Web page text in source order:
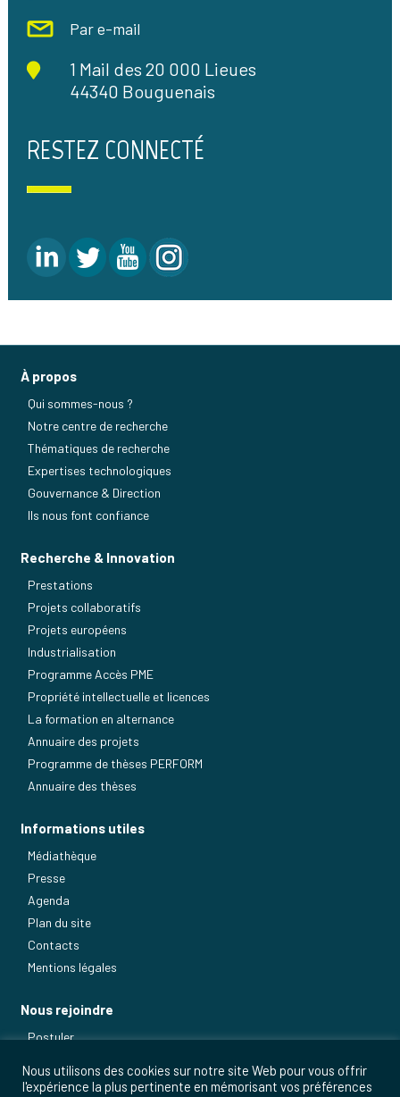
Par e-mail
1 Mail des 20 000 Lieues
44340 Bouguenais
RESTEZ CONNECTÉ
À propos
Qui sommes-nous ?
Notre centre de recherche
Thématiques de recherche
Expertises technologiques
Gouvernance & Direction
Ils nous font confiance
Recherche & Innovation
Prestations
Projets collaboratifs
Projets européens
Industrialisation
Programme Accès PME
Propriété intellectuelle et licences
La formation en alternance
Annuaire des projets
Programme de thèses PERFORM
Annuaire des thèses
Informations utiles
Médiathèque
Presse
Agenda
Plan du site
Contacts
Mentions légales
Nous rejoindre
Postuler
Nous utilisons des cookies sur notre site Web pour vous offrir
l'expérience la plus pertinente en mémorisant vos préférences